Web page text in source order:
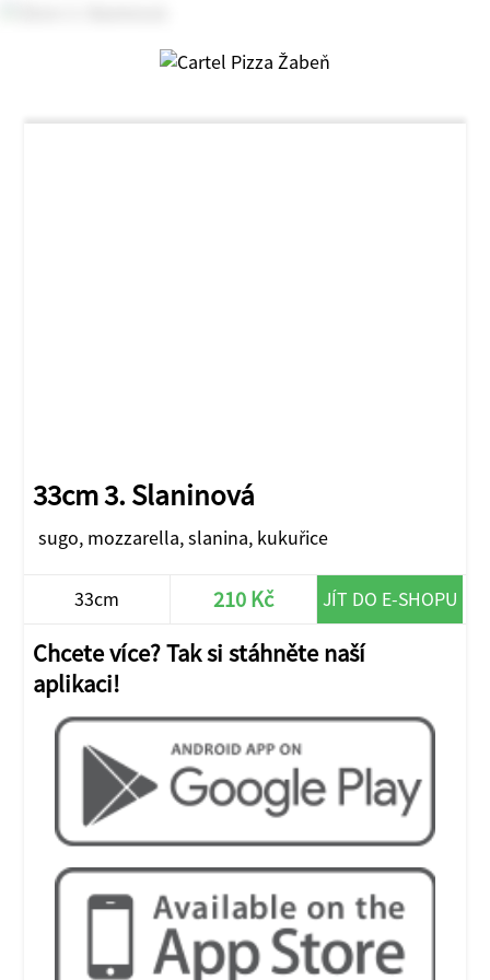
33cm 3. Slaninová
sugo, mozzarella, slanina, kukuřice
33cm 210 Kč JÍT DO E-SHOPU
Chcete více? Tak si stáhněte naší
aplikaci!